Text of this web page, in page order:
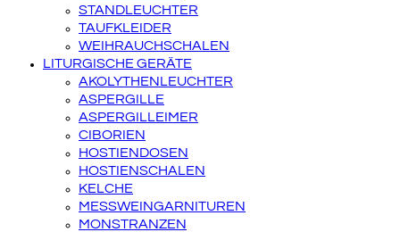
STANDLEUCHTER
TAUFKLEIDER
WEIHRAUCHSCHALEN
LITURGISCHE GERÄTE
AKOLYTHENLEUCHTER
ASPERGILLE
ASPERGILLEIMER
CIBORIEN
HOSTIENDOSEN
HOSTIENSCHALEN
KELCHE
MESSWEINGARNITUREN
MONSTRANZEN